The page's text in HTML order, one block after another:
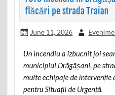
flăcări pe strada Traian
June 11, 2026
Un incendiu a izbucnit joi
municipiul Drăgășani, pe
multe echipaje de
pentru Situații de Urgență.